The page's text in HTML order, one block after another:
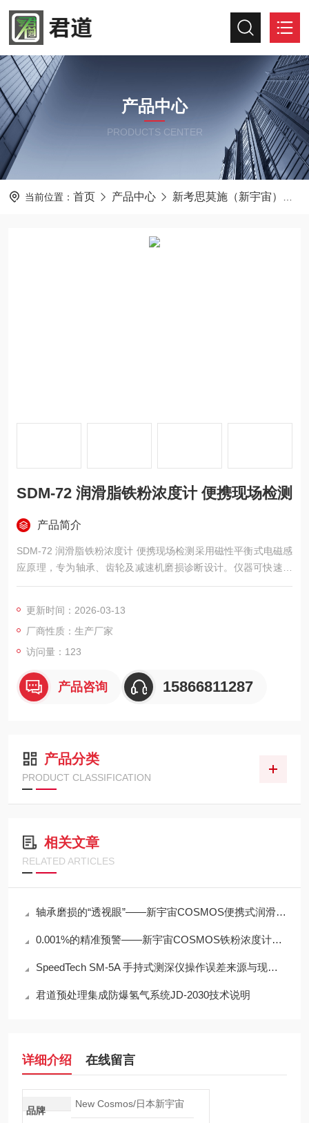
产品中心
PRODUCTS CENTER
当前位置： 首页 产品中心 新考思莫施（新宇宙）
SDM-72 润滑脂铁粉浓度计 便携现场检测
产品简介
SDM-72 润滑脂铁粉浓度计 便携现场检测采用磁性平衡式电磁感
应原理，专为轴承、齿轮及减速机磨损诊断设计。仪器可快速定
量检测润滑脂中的铁粉浓度，帮助用户在设备振动增大前发现异
机重量约480克，便于现场携带，最小分辨率达0.001%，为设备
预知性维护提供可靠的数据支持。
更新时间：2026-03-13
厂商性质：生产厂家
访问量：123
产品咨询 15866811287
产品分类
PRODUCT CLASSIFICATION
相关文章
RELATED ARTICLES
轴承磨损的“透视眼”——新宇宙COSMOS便携式润滑脂铁粉浓度计SDM-72
0.001%的精准预警——新宇宙COSMOS铁粉浓度计SDM-72守护齿轮箱健康
SpeedTech SM-5A 手持式测深仪操作误差来源与现场应用技术规范
君道预处理集成防爆氢气系统JD-2030技术说明
详细介绍 在线留言
品牌
New Cosmos/日本新宇宙